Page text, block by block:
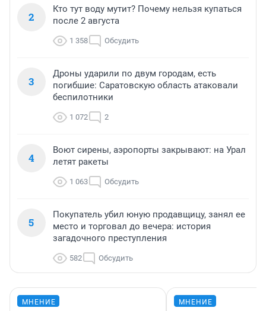
2
Кто тут воду мутит? Почему нельзя купаться
после 2 августа
1 358 Обсудить
3
Дроны ударили по двум городам, есть
погибшие: Саратовскую область атаковали
беспилотники
1 072 2
4
Воют сирены, аэропорты закрывают: на Урал
летят ракеты
1 063 Обсудить
5
Покупатель убил юную продавщицу, занял ее
место и торговал до вечера: история
загадочного преступления
582 Обсудить
МНЕНИЕ МНЕНИЕ